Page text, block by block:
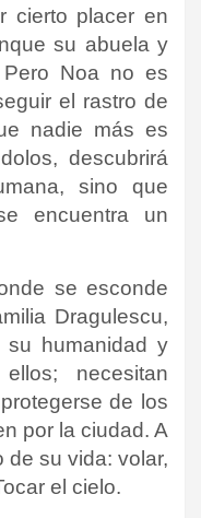
cierto placer en
su abuela y
Noa no es
el rastro de
nadie más es
descubrirá
sino que
encuentra un
se esconde
Dragulescu,
su humanidad y
necesitan
de los
por la ciudad. A
de su vida: volar,
el cielo.